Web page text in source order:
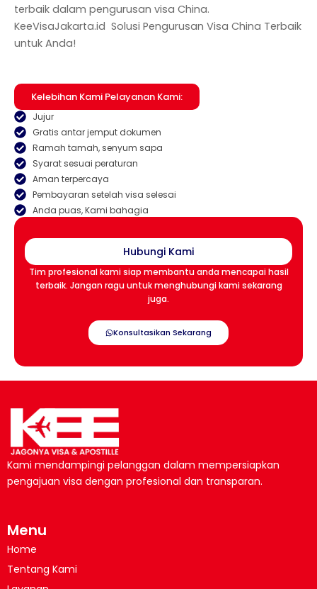
terbaik dalam pengurusan visa China.
KeeVisaJakarta.id Solusi Pengurusan Visa China Terbaik
untuk Anda!
Kelebihan Kami Pelayanan Kami:
Jujur
Gratis antar jemput dokumen
Ramah tamah, senyum sapa
Syarat sesuai peraturan
Aman terpercaya
Pembayaran setelah visa selesai
Anda puas, Kami bahagia
Hubungi Kami
Tim profesional kami siap membantu anda mencapai hasil
terbaik. Jangan ragu untuk menghubungi kami sekarang
juga.
Konsultasikan Sekarang
Kami mendampingi pelanggan dalam mempersiapkan
pengajuan visa dengan profesional dan transparan.
Menu
Home
Tentang Kami